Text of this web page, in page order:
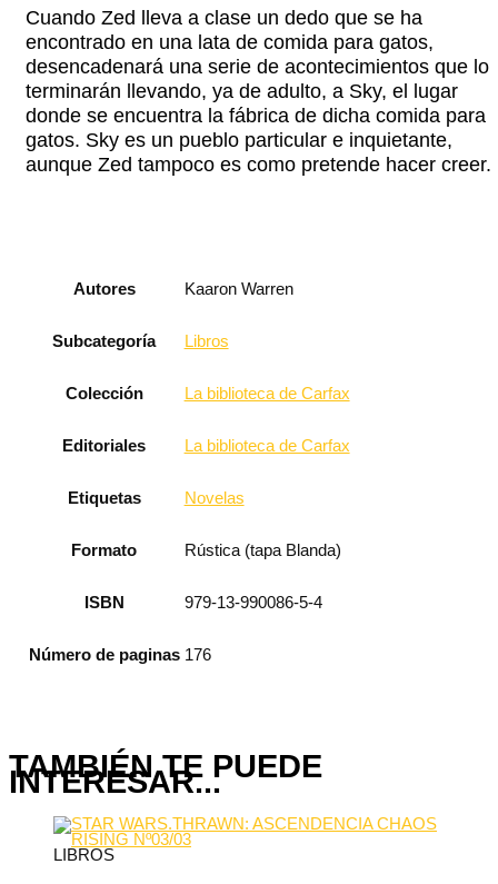
Cuando Zed lleva a clase un dedo que se ha
encontrado en una lata de comida para gatos,
desencadenará una serie de acontecimientos que lo
terminarán llevando, ya de adulto, a Sky, el lugar
donde se encuentra la fábrica de dicha comida para
gatos. Sky es un pueblo particular e inquietante,
aunque Zed tampoco es como pretende hacer creer.
Autores Kaaron Warren
Subcategoría Libros
Colección La biblioteca de Carfax
Editoriales La biblioteca de Carfax
Etiquetas Novelas
Formato Rústica (tapa Blanda)
ISBN 979-13-990086-5-4
Número de paginas 176
TAMBIÉN TE PUEDE
INTERESAR...
LIBROS